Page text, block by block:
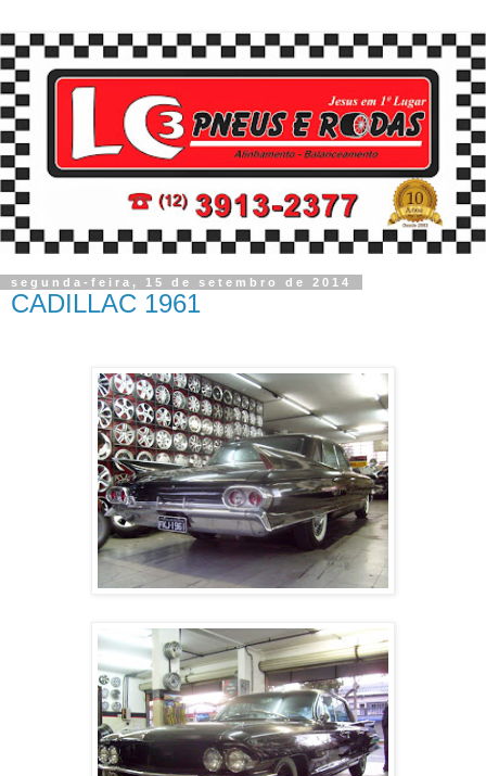
segunda-feira, 15 de setembro de 2014
CADILLAC 1961